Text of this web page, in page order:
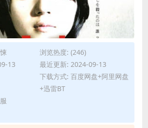
浏览热度: (246)
13
最近更新: 2024-09-13
下载方式: 百度网盘+阿里网盘
+迅雷BT